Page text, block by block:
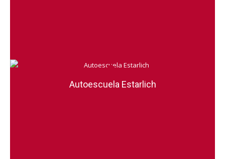
Autoescuela Estarlich